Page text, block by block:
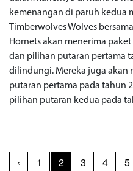
kemenangan di paruh kedua
Timberwolves Wolves
Hornets akan menerima
dan pilihan putaran pertama
dilindungi. Mereka juga akan
putaran pertama pada tahun
pilihan putaran kedua pada
‹ 1 2 3 4 5